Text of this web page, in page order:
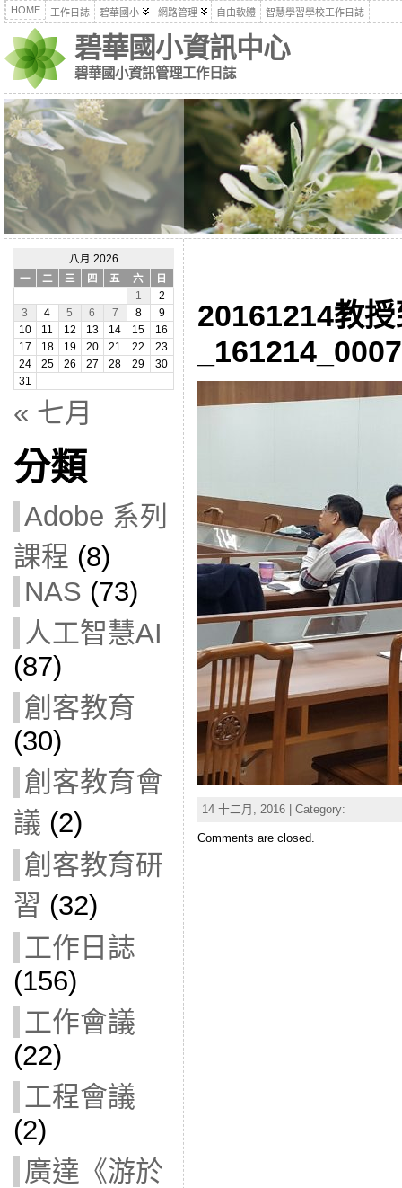
HOME 工作日誌 碧華國小 網路管理 自由軟體 智慧學習學校工作日誌
碧華國小資訊中心
碧華國小資訊管理工作日誌
八月 2026
一
二 三 四 五 六
日
1
2
3
4 5 6 7 8
9
10
11 12 13 14 15
16
17
18 19 20 21 22
23
24
25 26 27 28 29
30
31
« 七月
分類
Adobe 系列
課程 (8)
NAS (73)
人工智慧AI
(87)
創客教育
(30)
創客教育會
議 (2)
創客教育研
習 (32)
工作日誌
(156)
工作會議
(22)
工程會議
(2)
廣達《游於
20161214教
_161214_0007
14 十二月, 2016 | Category:
Comments are closed.